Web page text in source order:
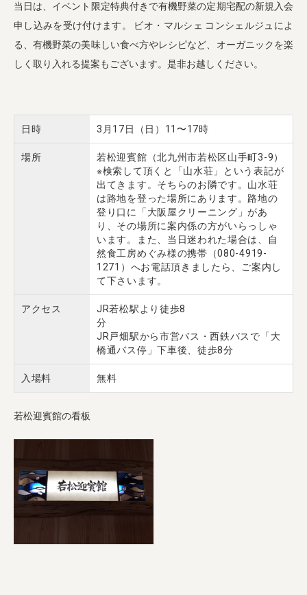
当日は、イベント限定特典付きで有機野菜の定期宅配の新規入会
申し込みを受け付けます。 ビオ・マルシェ コンシェルジュによ
る、有機野菜の美味しい食べ方やレシピなど、オーガニックを楽
しく取り入れる提案もございます。是非お越しください。
日時 3月17日（日）11〜17時
場所
若松迎賓館（北九州市若松区山手町3-9）
※検索して頂くと「山水荘」という表記が
出てきます。そちらのお隣です。山水荘
は路地を登った場所にあります。路地の
登り口に「大阪屋クリーニング」があ
り、その場所に案内係の方がいらっしゃ
います。また、当日迷われた場合は、自
然食工房めぐみ様の携帯（080-4919-
1271）へお電話頂きましたら、ご案内し
て下さいます。
アクセス
JR若松駅より徒歩8
JR戸畑駅から市営バス・西鉄バスで「大
橋通バス停」下車後、徒歩8分
入場料 無料
若松迎賓館の看板